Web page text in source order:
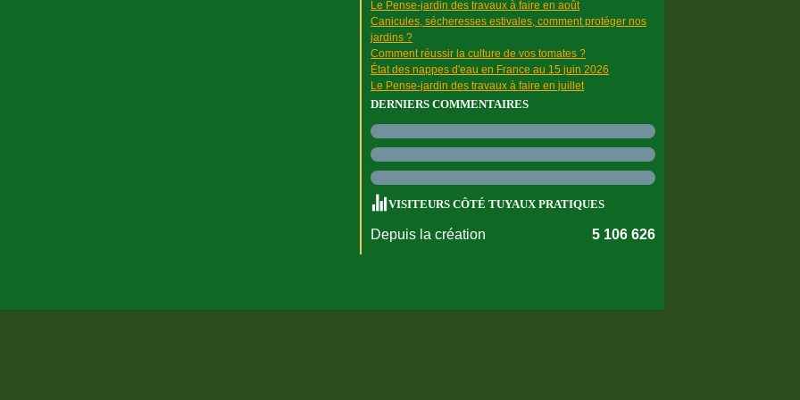
Le Pense-jardin des travaux à faire en août
Canicules, sécheresses estivales, comment protéger nos
jardins ?
Comment réussir la culture de vos tomates ?
État des nappes d'eau en France au 15 juin 2026
Le Pense-jardin des travaux à faire en juillet
DERNIERS COMMENTAIRES
VISITEURS CÔTÉ TUYAUX PRATIQUES
Depuis la création 5 106 626